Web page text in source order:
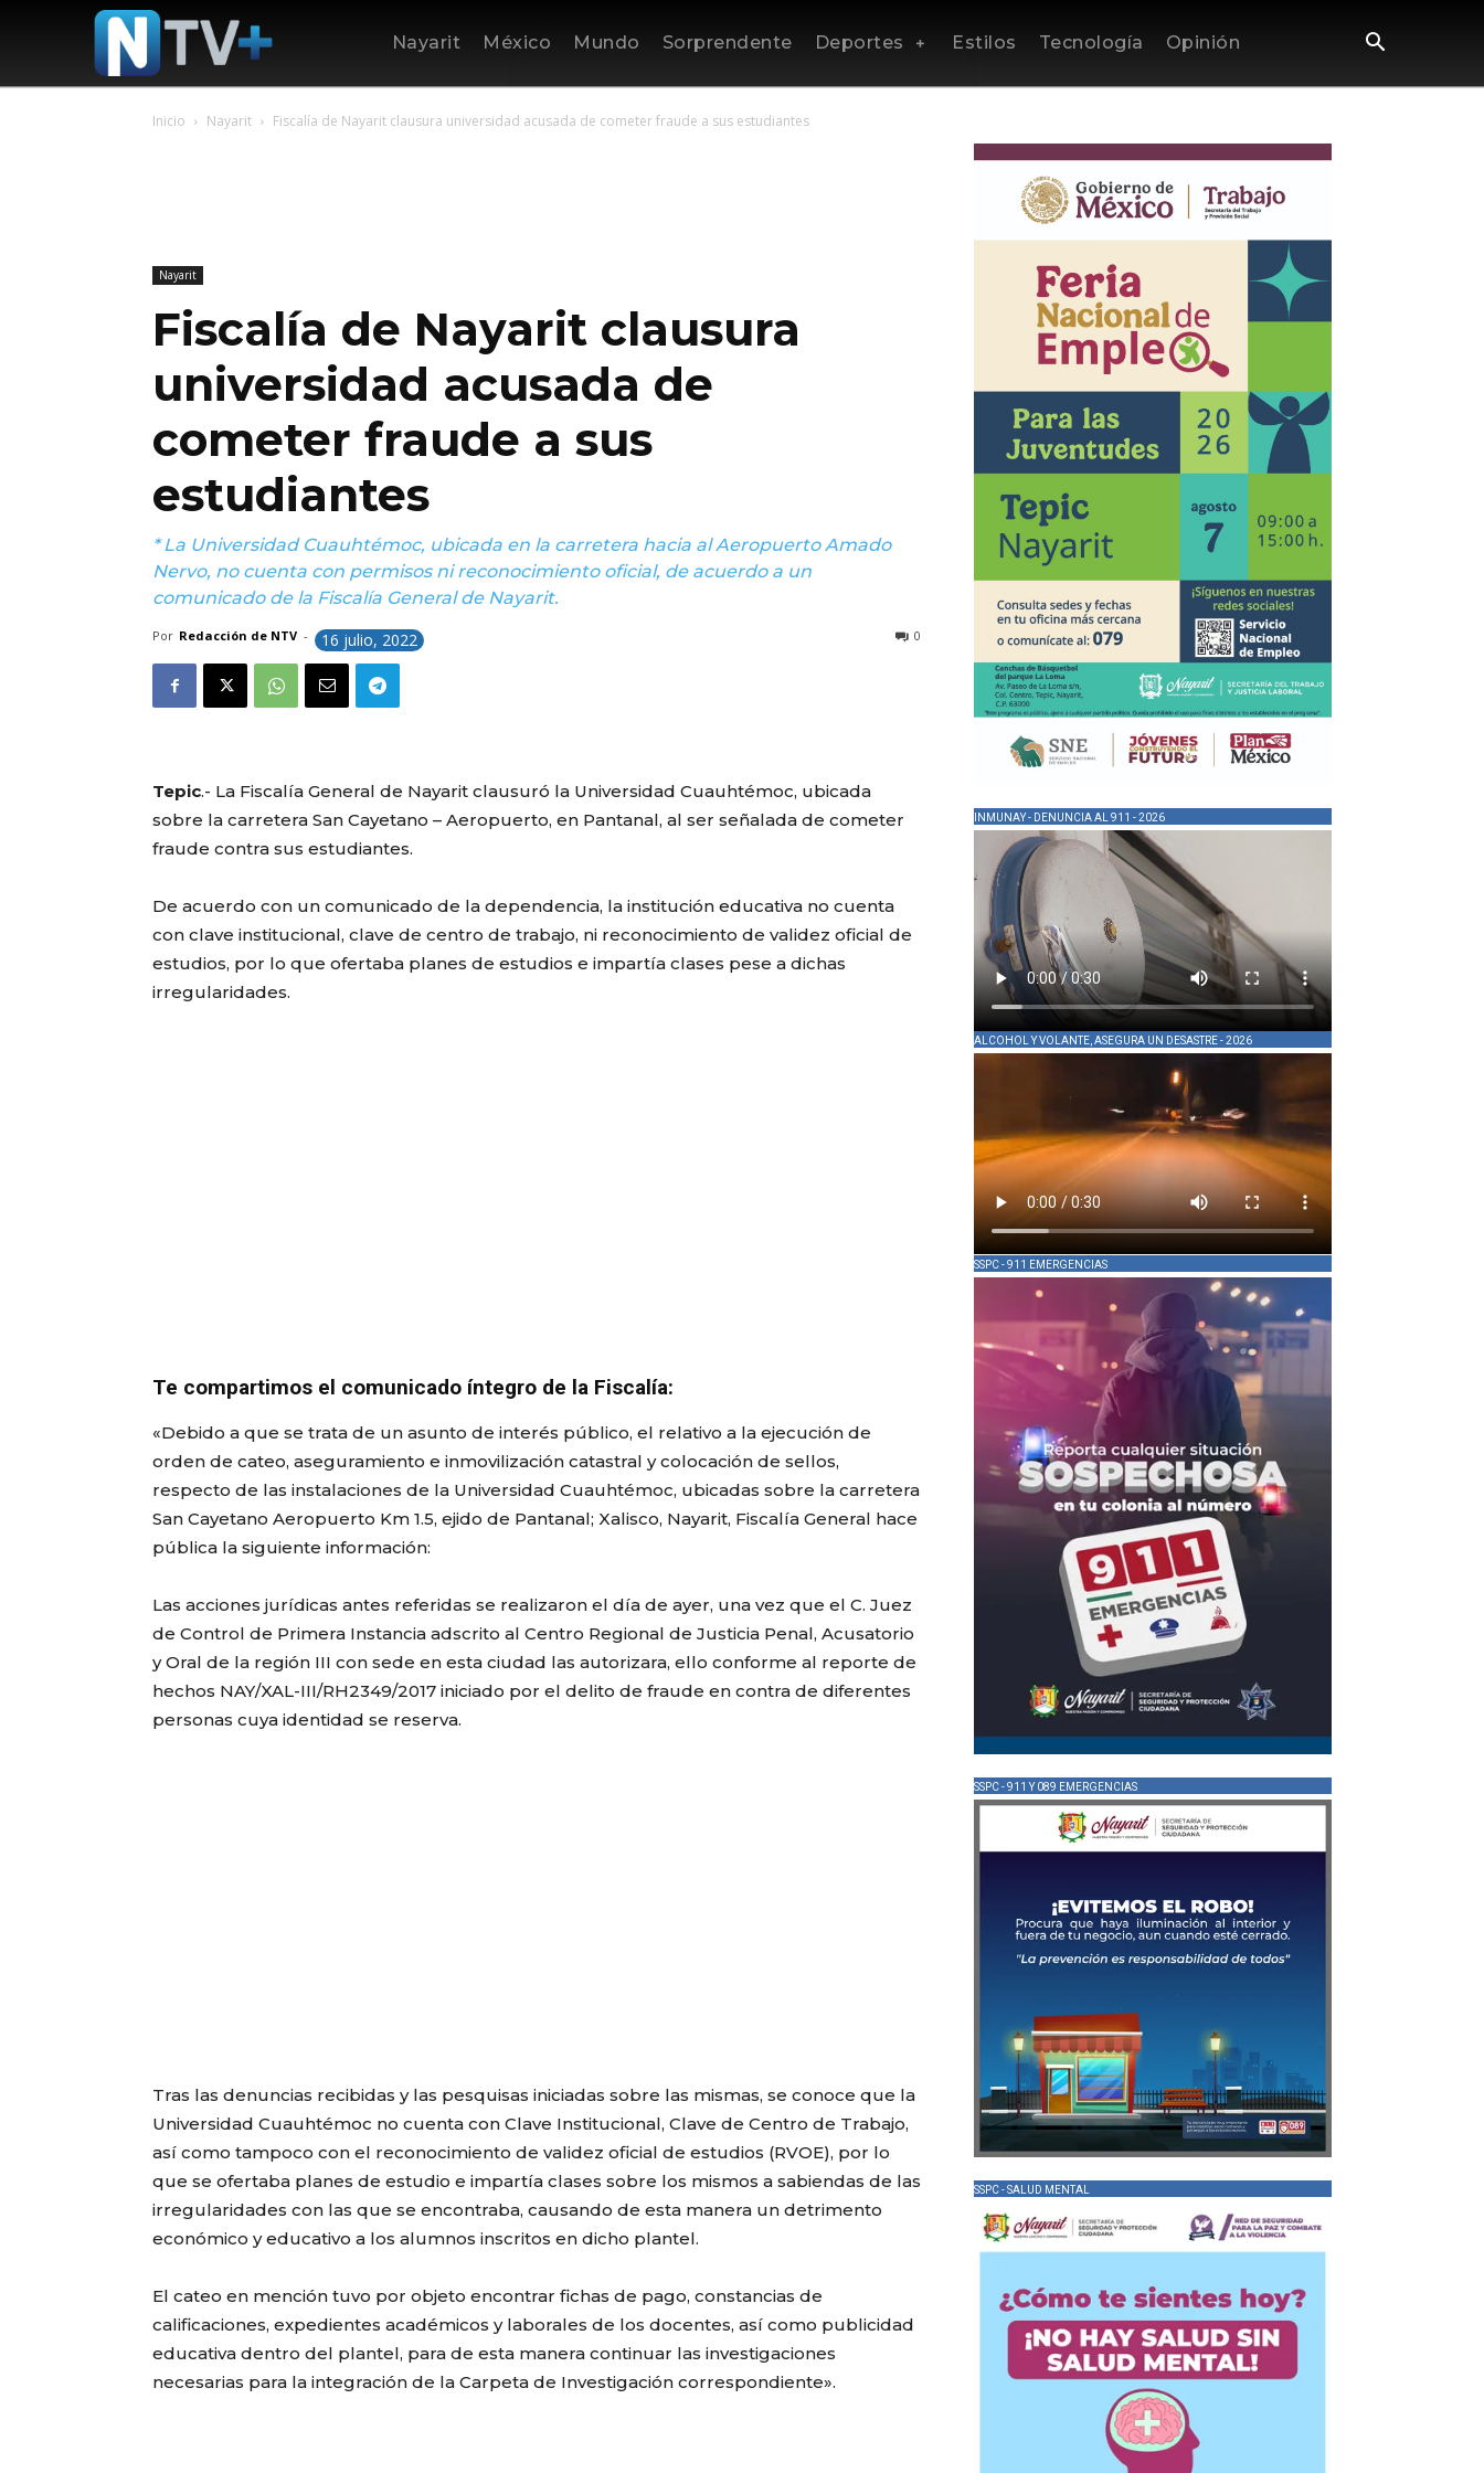
Nayarit México Mundo Sorprendente Deportes Estilos Tecnología Opinión
Inicio Nayarit Fiscalía de Nayarit clausura universidad acusada de cometer fraude a sus estudiantes
Nayarit
Fiscalía de Nayarit clausura
universidad acusada de
cometer fraude a sus
estudiantes
* La Universidad Cuauhtémoc, ubicada en la carretera hacia al Aeropuerto Amado
Nervo, no cuenta con permisos ni reconocimiento oficial, de acuerdo a un
comunicado de la Fiscalía General de Nayarit.
Por Redacción de NTV - 16 julio, 2022 0
Tepic.- La Fiscalía General de Nayarit clausuró la Universidad Cuauhtémoc, ubicada
sobre la carretera San Cayetano – Aeropuerto, en Pantanal, al ser señalada de cometer
fraude contra sus estudiantes.
De acuerdo con un comunicado de la dependencia, la institución educativa no cuenta
con clave institucional, clave de centro de trabajo, ni reconocimiento de validez oficial de
estudios, por lo que ofertaba planes de estudios e impartía clases pese a dichas
irregularidades.
Te compartimos el comunicado íntegro de la Fiscalía:
«Debido a que se trata de un asunto de interés público, el relativo a la ejecución de
orden de cateo, aseguramiento e inmovilización catastral y colocación de sellos,
respecto de las instalaciones de la Universidad Cuauhtémoc, ubicadas sobre la carretera
San Cayetano Aeropuerto Km 1.5, ejido de Pantanal; Xalisco, Nayarit, Fiscalía General hace
pública la siguiente información:
Las acciones jurídicas antes referidas se realizaron el día de ayer, una vez que el C. Juez
de Control de Primera Instancia adscrito al Centro Regional de Justicia Penal, Acusatorio
y Oral de la región III con sede en esta ciudad las autorizara, ello conforme al reporte de
hechos NAY/XAL-III/RH2349/2017 iniciado por el delito de fraude en contra de diferentes
personas cuya identidad se reserva.
Tras las denuncias recibidas y las pesquisas iniciadas sobre las mismas, se conoce que la
Universidad Cuauhtémoc no cuenta con Clave Institucional, Clave de Centro de Trabajo,
así como tampoco con el reconocimiento de validez oficial de estudios (RVOE), por lo
que se ofertaba planes de estudio e impartía clases sobre los mismos a sabiendas de las
irregularidades con las que se encontraba, causando de esta manera un detrimento
económico y educativo a los alumnos inscritos en dicho plantel.
El cateo en mención tuvo por objeto encontrar fichas de pago, constancias de
calificaciones, expedientes académicos y laborales de los docentes, así como publicidad
educativa dentro del plantel, para de esta manera continuar las investigaciones
necesarias para la integración de la Carpeta de Investigación correspondiente».
INMUNAY - DENUNCIA AL 911 - 2026
ALCOHOL Y VOLANTE, ASEGURA UN DESASTRE - 2026
SSPC - 911 EMERGENCIAS
SSPC - 911 Y 089 EMERGENCIAS
SSPC - SALUD MENTAL